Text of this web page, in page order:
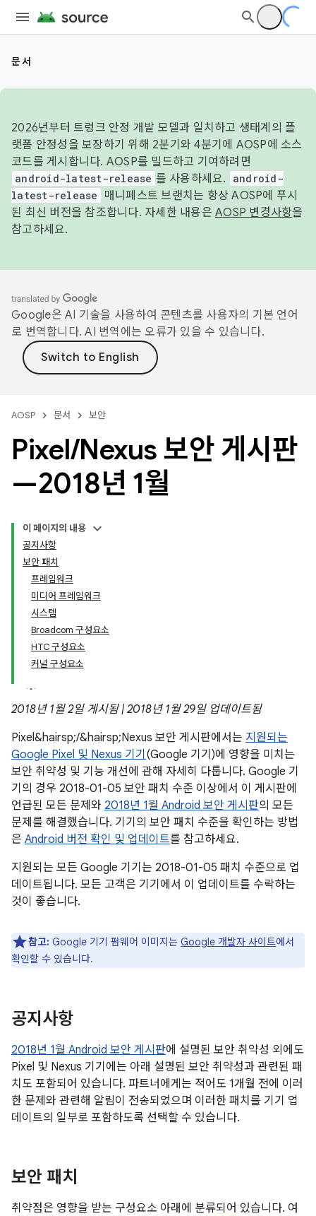
문서
2026년부터 트렁크 안정 개발 모델과 일치하고 생태계의 플
랫폼 안정성을 보장하기 위해 2분기와 4분기에 AOSP에 소스
코드를 게시합니다. AOSP를 빌드하고 기여하려면
android-latest-release 를 사용하세요.
android-
latest-release
매니페스트 브랜치는 항상 AOSP에 푸시
된 최신 버전을 참조합니다. 자세한 내용은 AOSP 변경사항을
참고하세요.
Google은 AI 기술을 사용하여 콘텐츠를 사용자의 기본 언어
로 번역합니다. AI 번역에는 오류가 있을 수 있습니다.
AOSP 문서 보안
Pixel/Nexus 보안 게시판
—2018년 1월
이 페이지의 내용
공지사항
보안 패치
프레임워크
미디어 프레임워크
시스템
Broadcom 구성요소
HTC 구성요소
커널 구성요소
2018년 1월 2일 게시됨 | 2018년 1월 29일 업데이트됨
Pixel&hairsp;/&hairsp;Nexus 보안 게시판에서는 지원되는
Google Pixel 및 Nexus 기기 (Google 기기)에 영향을 미치는
보안 취약성 및 기능 개선에 관해 자세히 다룹니다. Google 기
기의 경우 2018-01-05 보안 패치 수준 이상에서 이 게시판에
언급된 모든 문제와 2018년 1월 Android 보안 게시판의 모든
문제를 해결했습니다. 기기의 보안 패치 수준을 확인하는 방법
은 Android 버전 확인 및 업데이트를 참고하세요.
지원되는 모든 Google 기기는 2018-01-05 패치 수준으로 업
데이트됩니다. 모든 고객은 기기에서 이 업데이트를 수락하는
것이 좋습니다.
참고: Google 기기 펌웨어 이미지는 Google 개발자 사이트에서
확인할 수 있습니다.
공지사항
2018년 1월 Android 보안 게시판에 설명된 보안 취약성 외에도
Pixel 및 Nexus 기기에는 아래 설명된 보안 취약성과 관련된 패
치도 포함되어 있습니다. 파트너에게는 적어도 1개월 전에 이러
한 문제와 관련해 알림이 전송되었으며 이러한 패치를 기기 업
데이트의 일부로 포함하도록 선택할 수 있습니다.
보안 패치
취약점은 영향을 받는 구성요소 아래에 분류되어 있습니다. 여